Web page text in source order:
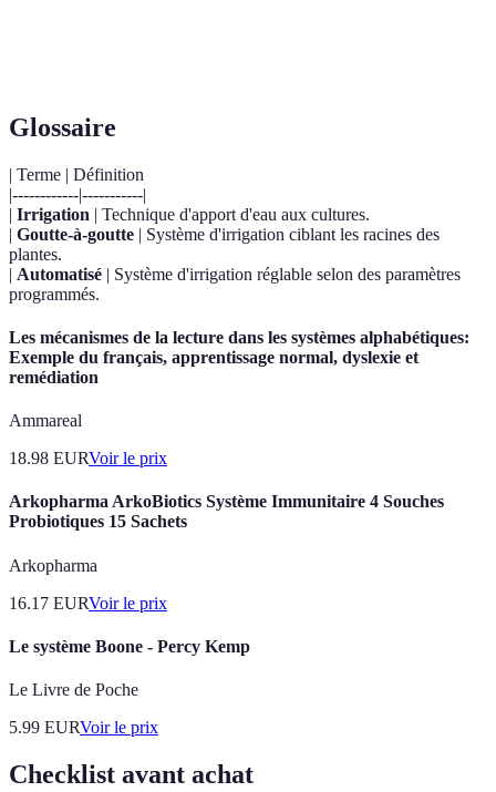
Glossaire
| Terme | Définition
|------------|-----------|
| Irrigation | Technique d'apport d'eau aux cultures.
| Goutte-à-goutte | Système d'irrigation ciblant les racines des
plantes.
| Automatisé | Système d'irrigation réglable selon des paramètres
programmés.
Les mécanismes de la lecture dans les systèmes alphabétiques:
Exemple du français, apprentissage normal, dyslexie et
remédiation
Ammareal
18.98 EURVoir le prix
Arkopharma ArkoBiotics Système Immunitaire 4 Souches
Probiotiques 15 Sachets
Arkopharma
16.17 EURVoir le prix
Le système Boone - Percy Kemp
Le Livre de Poche
5.99 EURVoir le prix
Checklist avant achat